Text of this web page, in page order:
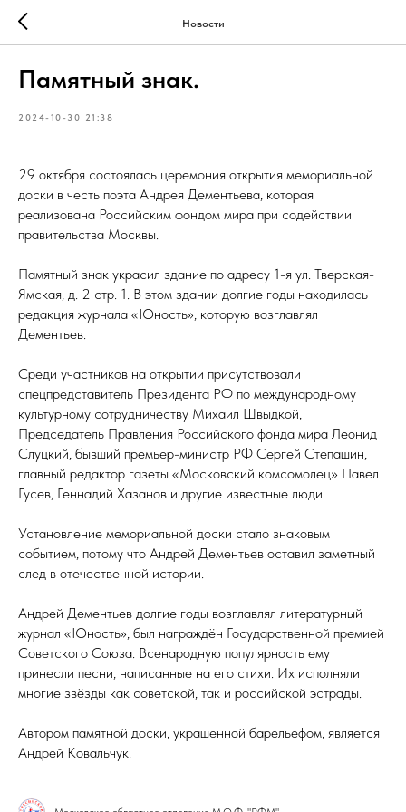
Новости
Памятный знак.
2024-10-30 21:38
29 октября состоялась церемония открытия мемориальной
доски в честь поэта Андрея Дементьева, которая
реализована Российским фондом мира при содействии
правительства Москвы.
Памятный знак украсил здание по адресу 1-я ул. Тверская-
Ямская, д. 2 стр. 1. В этом здании долгие годы находилась
редакция журнала «Юность», которую возглавлял
Дементьев.
Среди участников на открытии присутствовали
спецпредставитель Президента РФ по международному
культурному сотрудничеству Михаил Швыдкой,
Председатель Правления Российского фонда мира Леонид
Слуцкий, бывший премьер-министр РФ Сергей Степашин,
главный редактор газеты «Московский комсомолец» Павел
Гусев, Геннадий Хазанов и другие известные люди.
Установление мемориальной доски стало знаковым
событием, потому что Андрей Дементьев оставил заметный
след в отечественной истории.
Андрей Дементьев долгие годы возглавлял литературный
журнал «Юность», был награждён Государственной премией
Советского Союза. Всенародную популярность ему
принесли песни, написанные на его стихи. Их исполняли
многие звёзды как советской, так и российской эстрады.
Автором памятной доски, украшенной барельефом, является
Андрей Ковальчук.